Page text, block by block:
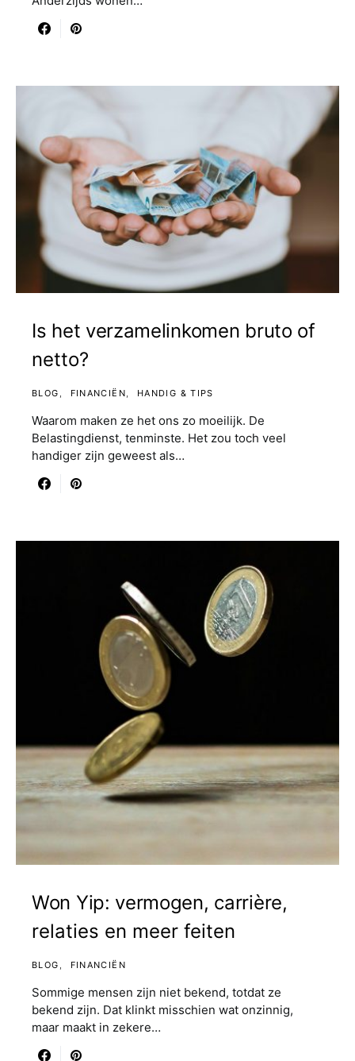
Is het verzamelinkomen bruto of
netto?
BLOG FINANCIËN HANDIG & TIPS
Waarom maken ze het ons zo moeilijk. De
Belastingdienst, tenminste. Het zou toch veel
handiger zijn geweest als…
Won Yip: vermogen, carrière,
relaties en meer feiten
BLOG FINANCIËN
Sommige mensen zijn niet bekend, totdat ze
bekend zijn. Dat klinkt misschien wat onzinnig,
maar maakt in zekere…